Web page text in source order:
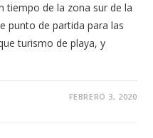
tiempo de la zona sur de la
punto de partida para las
turismo de playa, y
FEBRERO 3, 2020